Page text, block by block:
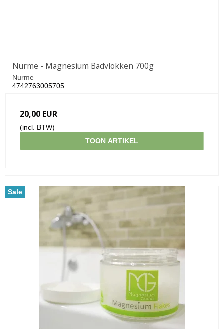
Nurme - Magnesium Badvlokken 700g
Nurme
4742763005705
20,00 EUR
(incl. BTW)
TOON ARTIKEL
Sale